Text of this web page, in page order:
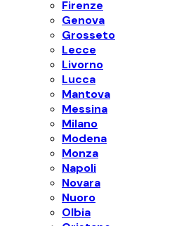
Firenze
Genova
Grosseto
Lecce
Livorno
Lucca
Mantova
Messina
Milano
Modena
Monza
Napoli
Novara
Nuoro
Olbia